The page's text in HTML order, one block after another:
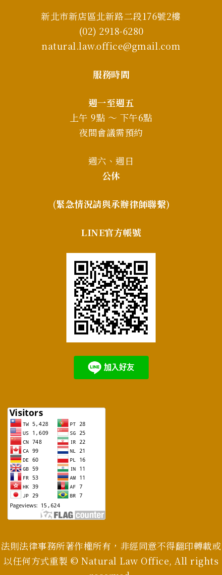
新北市新店區北新路二段176號2樓
(02) 2918-6280
natural.law.office@gmail.com
服務時間
週一至週五
上午 9點 ～ 下午6點
夜間會議需預約
週六、週日
公休
(緊急情況請與承辦律師聯繫)
LINE官方帳號
法則法律事務所著作權所有，非經同意不得翻印轉載或
以任何方式重製 © Natural Law Office, All rights